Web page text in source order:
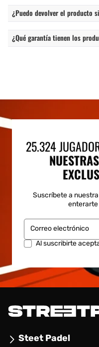
¿Puedo devolver el producto
¿Qué garantía tienen los
25.324
Suscríbete a
enterarte
Correo electrónico
Al suscribirte
Steet Padel